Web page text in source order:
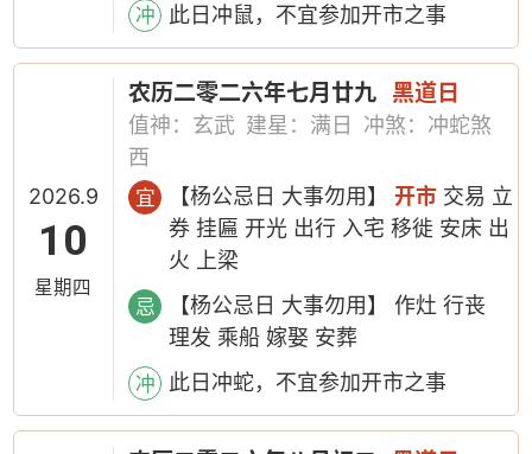
冲 此日冲鼠，不宜参加开市之事
2026.9
10
星期四
农历二零二六年七月廿九 黑道日
值神：玄武 建星：满日
冲煞：冲蛇煞
西
宜 【杨公忌日 大事勿用】开市 交易 立
券 挂匾 开光 出行 入宅 移徙 安床 出
火 上梁
忌
【杨公忌日 大事勿用】 作灶 行丧
理发 乘船 嫁娶 安葬
冲 此日冲蛇，不宜参加开市之事